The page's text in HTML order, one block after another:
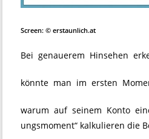
Screen: © erstaunlich.at
Bei genauerem Hinsehen
könnte man im ersten
warum auf seinem Konto
ungsmoment“ kalkulieren die